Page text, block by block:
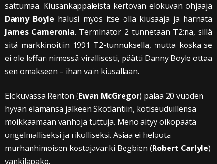
sattumaa. Kiusankappaleista kertovan elokuvan ohjaaja
Danny Boyle halusi myös itse olla kiusaaja ja härnätä
James Cameronia. Terminator 2 tunnetaan T2:na, sillä
sitä markkinoitiin 1991 T2-tunnuksella, mutta koska se
ei ole leffan nimessä virallisesti, päätti Danny Boyle ottaa
sen omakseen – ihan vain kiusallaan.
Elokuvassa Renton (Ewan McGregor) palaa 20 vuoden
hyvän elämänsä jälkeen Skotlantiin, kotiseuduillensa
moikkaamaan vanhoja tuttuja. Meno äityy oikopäätä
ongelmalliseksi ja rikolliseksi. Asiaa ei helpota
murhanhimoisen kostajavanki Begbien (Robert Carlyle)
vankilapako.